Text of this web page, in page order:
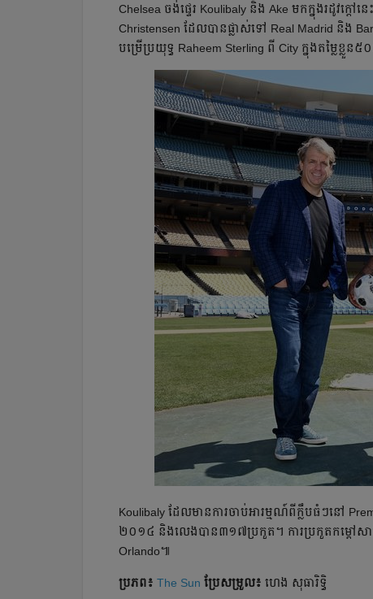
Chelsea ចង់​​ផ្ទេរ​ Koulibaly និង Ake មក​ក្នុង​រដូវ​ក្ដ
Christensen ដែល​បាន​ផ្លាស់​ទៅ Real Madrid និង
បម្រើ​ប្រយុទ្ធ Raheem Sterling ពី​​ City ក្នុង​តម្លៃ​​ខ្លួន​
​Koulibaly ដែល​មាន​ការ​ចាប់​អារម្មណ៍​ពី​ក្លឹប​ធំ​ៗ​នៅ
២០១៤ និង​លេង​បាន​៣១៧​ប្រកួត។ ការ​ប្រកួត​កម្ដៅ​សា
Orlando៕
ប្រភព៖ The Sun ប្រែ​សម្រួល៖ ហេង សុធារិទ្ធិ